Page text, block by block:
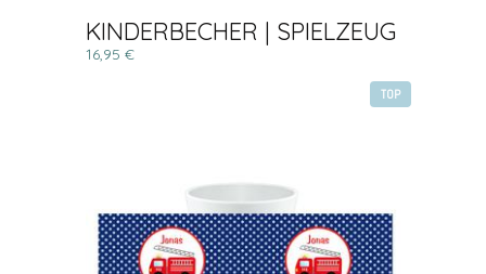
KINDERBECHER | SPIELZEUG
16,95 €
TOP